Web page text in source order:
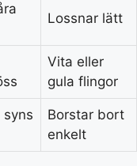
Lossnar lätt
Vita eller
gula flingor
syns
Borstar bort
enkelt